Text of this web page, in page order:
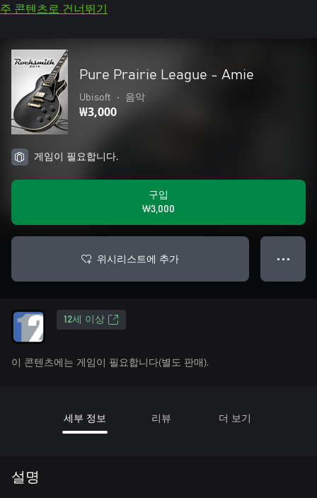
주 콘텐츠로 건너뛰기
Pure Prairie League - Amie
Ubisoft • 음악
₩3,000
게임이 필요합니다.
구입
₩3,000
위시리스트에 추가 ● ● ●
12세 이상
이 콘텐츠에는 게임이 필요합니다(별도 판매).
세부 정보 리뷰 더 보기
설명